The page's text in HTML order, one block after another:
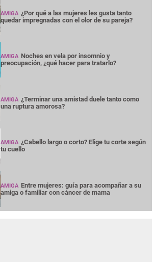
AMIGA ¿Por qué a las mujeres les gusta tanto
quedar impregnadas con el olor de su pareja?
AMIGA Noches en vela por insomnio y
preocupación, ¿qué hacer para tratarlo?
AMIGA ¿Terminar una amistad duele tanto como
una ruptura amorosa?
AMIGA ¿Cabello largo o corto? Elige tu corte según
tu cuello
AMIGA Entre mujeres: guía para acompañar a su
amiga o familiar con cáncer de mama